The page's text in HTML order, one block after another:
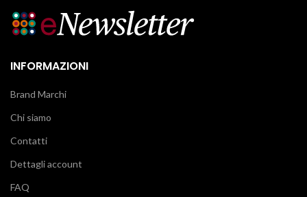
INFORMAZIONI
Brand Marchi
Chi siamo
Contatti
Dettagli account
FAQ